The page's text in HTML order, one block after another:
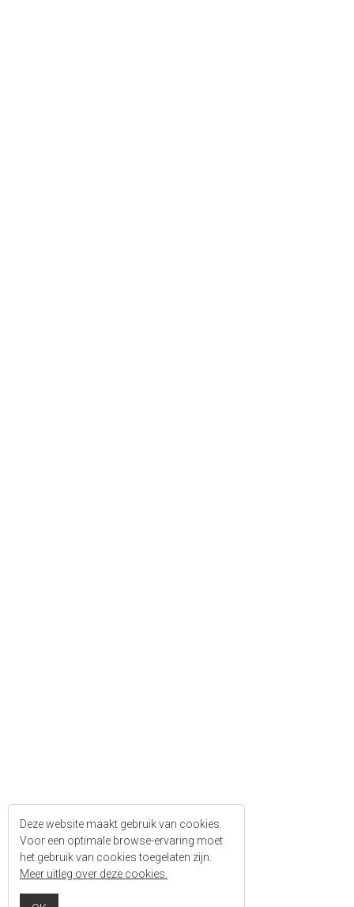
Deze website maakt gebruik van cookies.
Voor een optimale browse-ervaring moet
het gebruik van cookies toegelaten zijn.
Meer uitleg over deze cookies.